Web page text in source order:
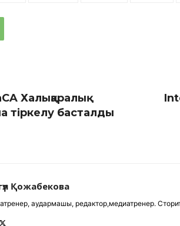
Халықаралық
тіркелу басталды
Қожабекова
аудармашы, редактор,медиатренер.